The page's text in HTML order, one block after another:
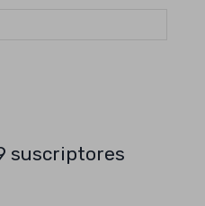
suscriptores